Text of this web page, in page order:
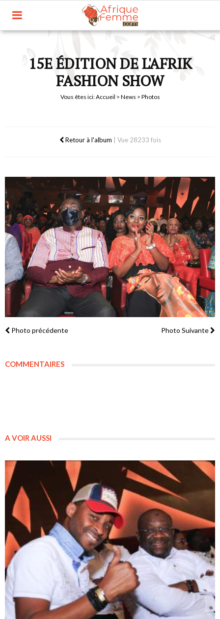
15E ÉDITION DE L'AFRIK
FASHION SHOW
Vous êtes ici:Accueil > News > Photos
Retour à l'album Vue 28233 fois
Photo précédente Photo Suivante
COMMENTAIRES
A VOIR AUSSI